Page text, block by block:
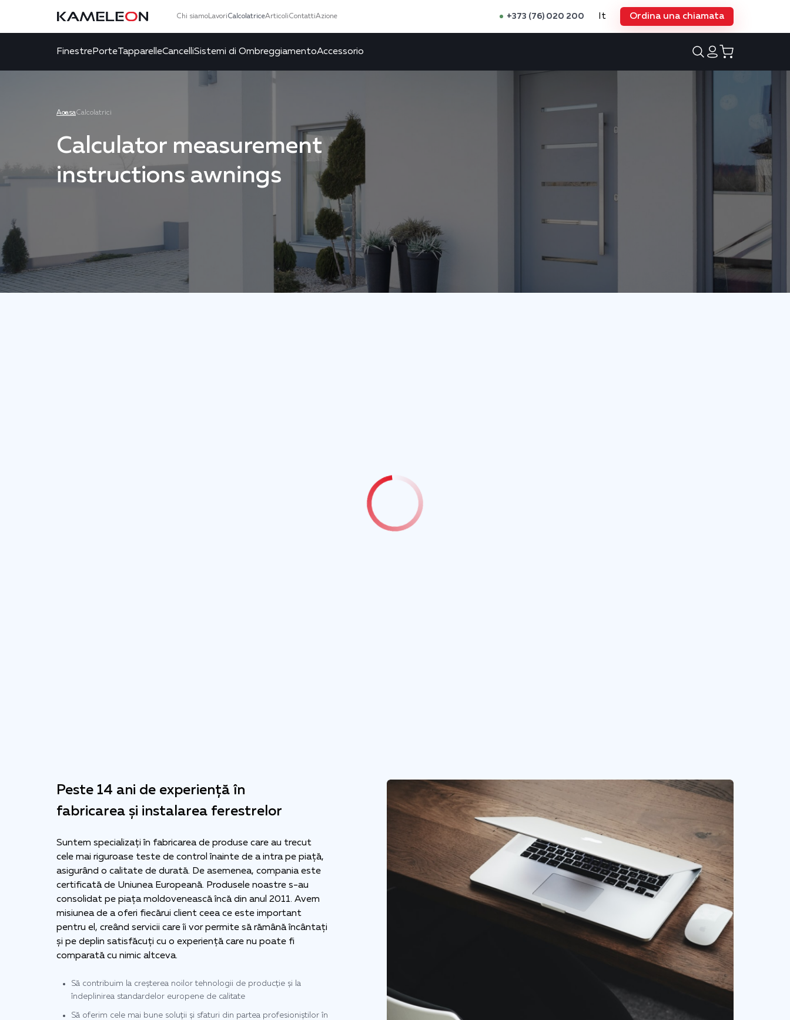
Chi siamoLavoriCalcolatriceArticoliContattiAzione +373 (76) 020 200 It Ordina una chiamata
FinestrePorteTapparelleCancelliSistemi di OmbreggiamentoAccessorio
AcasaCalcolatrici
Calculator measurement
instructions awnings
Peste 14 ani de experiență în
fabricarea și instalarea ferestrelor
Suntem specializați în fabricarea de produse care au trecut
cele mai riguroase teste de control înainte de a intra pe piață,
asigurând o calitate de durată. De asemenea, compania este
certificată de Uniunea Europeană. Produsele noastre s-au
consolidat pe piața moldovenească încă din anul 2011. Avem
misiunea de a oferi fiecărui client ceea ce este important
pentru el, creând servicii care îi vor permite să rămână încântați
și pe deplin satisfăcuți cu o experiență care nu poate fi
comparată cu nimic altceva.
Să contribuim la creșterea noilor tehnologii de producție și la
îndeplinirea standardelor europene de calitate
Să oferim cele mai bune soluții și sfaturi din partea profesioniștilor în